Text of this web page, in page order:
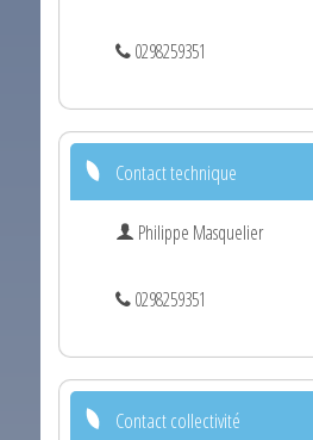
0298259351
Contact technique
Philippe Masquelier
0298259351
Contact collectivité